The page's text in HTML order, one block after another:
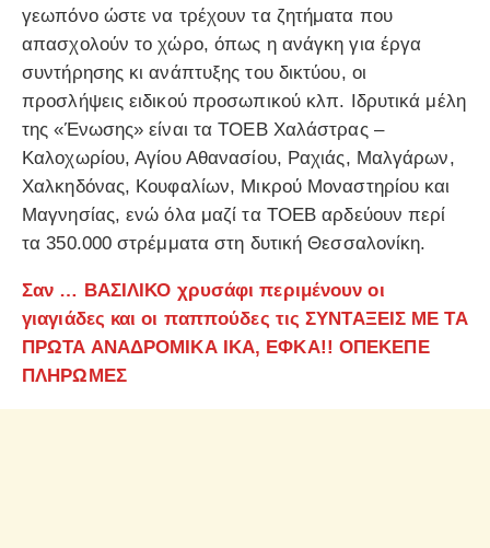
γεωπόνο ώστε να τρέχουν τα ζητήματα που
απασχολούν το χώρο, όπως η ανάγκη για έργα
συντήρησης κι ανάπτυξης του δικτύου, οι
προσλήψεις ειδικού προσωπικού κλπ. Ιδρυτικά μέλη
της «Ένωσης» είναι τα ΤΟΕΒ Χαλάστρας –
Καλοχωρίου, Αγίου Αθανασίου, Ραχιάς, Μαλγάρων,
Χαλκηδόνας, Κουφαλίων, Μικρού Μοναστηρίου και
Μαγνησίας, ενώ όλα μαζί τα ΤΟΕΒ αρδεύουν περί
τα 350.000 στρέμματα στη δυτική Θεσσαλονίκη.
Σαν … ΒΑΣΙΛΙΚΟ χρυσάφι περιμένουν οι
γιαγιάδες και οι παππούδες τις ΣΥΝΤΑΞΕΙΣ ΜΕ ΤΑ
ΠΡΩΤΑ ΑΝΑΔΡΟΜΙΚΑ ΙΚΑ, ΕΦΚΑ!! ΟΠΕΚΕΠΕ
ΠΛΗΡΩΜΕΣ